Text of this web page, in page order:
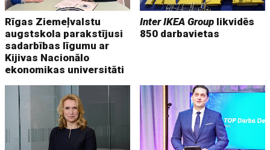
Rīgas Ziemeļvalstu
augstskola parakstījusi
sadarbības līgumu ar
Kijivas Nacionālo
ekonomikas universitāti
Inter IKEA Group likvidēs
850 darbavietas